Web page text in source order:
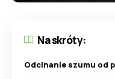
Na skróty:
Odcinanie szumu od